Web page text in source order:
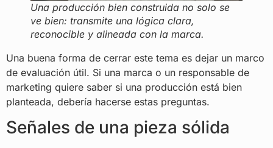
Una producción bien construida no solo se
ve bien: transmite una lógica clara,
reconocible y alineada con la marca.
Una buena forma de cerrar este tema es dejar un marco
de evaluación útil. Si una marca o un responsable de
marketing quiere saber si una producción está bien
planteada, debería hacerse estas preguntas.
Señales de una pieza sólida